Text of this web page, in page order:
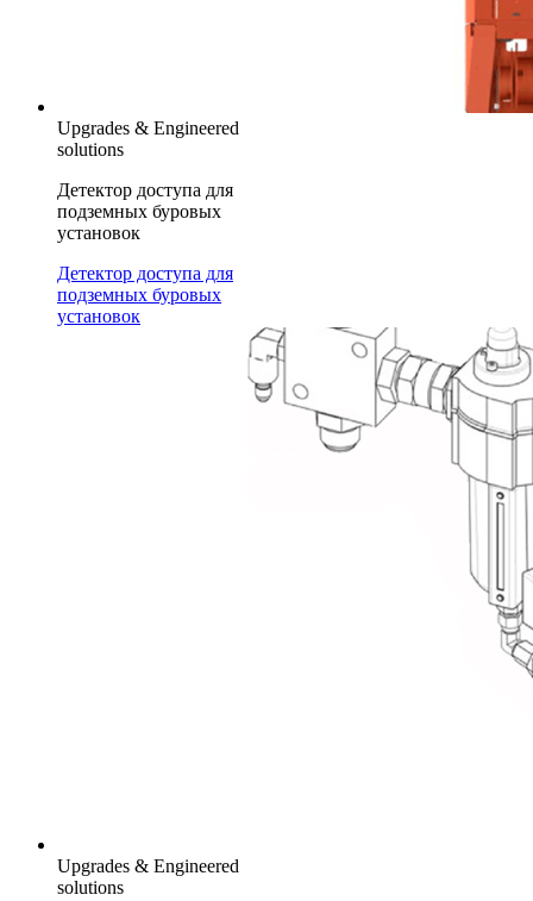
Upgrades & Engineered
solutions
Детектор доступа для
подземных буровых
установок
Детектор доступа для
подземных буровых
установок
Upgrades & Engineered
solutions